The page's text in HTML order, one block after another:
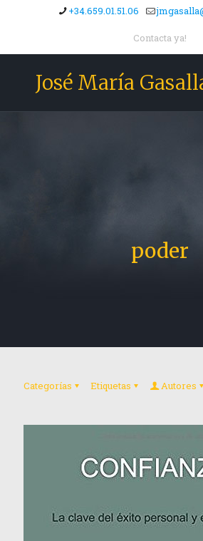
+34.659.01.51.06
Contacta ya!
José María
poder
Categorías Etiquetas Autores